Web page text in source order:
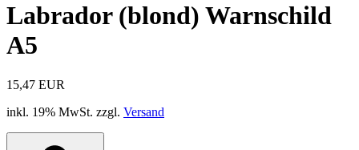
Labrador (blond) Warnschild
A5
15,47 EUR
inkl. 19% MwSt. zzgl. Versand